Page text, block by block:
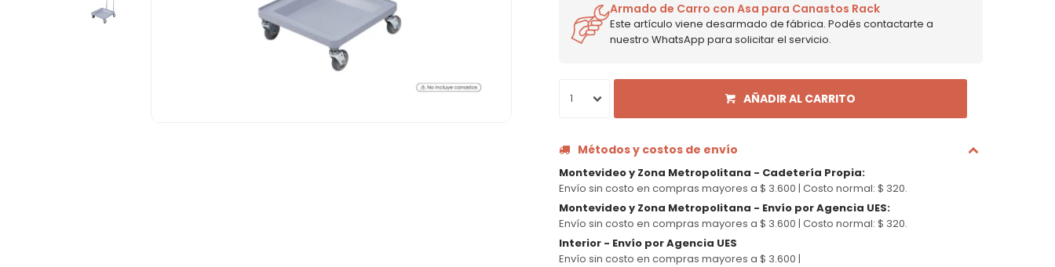
Armado de Carro con Asa para Canastos Rack
Este artículo viene desarmado de fábrica. Podés contactarte a
nuestro WhatsApp para solicitar el servicio.
1 AÑADIR AL CARRITO
Métodos y costos de envío
Montevideo y Zona Metropolitana - Cadetería Propia:
Envío sin costo en compras mayores a $ 3.600 | Costo normal: $ 320.
Montevideo y Zona Metropolitana - Envío por Agencia UES:
Envío sin costo en compras mayores a $ 3.600 | Costo normal: $ 320.
Interior - Envío por Agencia UES
Envío sin costo en compras mayores a $ 3.600 |